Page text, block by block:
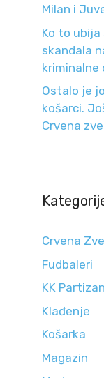
Milan i
Ko to ubija
skandala
kriminalne
Ostalo je
košarci.
Crvena
Crvena
Fudbaleri
KK Partizan
Klađenje
Košarka
Magazin